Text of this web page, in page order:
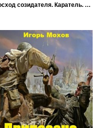
Восход созидателя. Каратель. Часть 2